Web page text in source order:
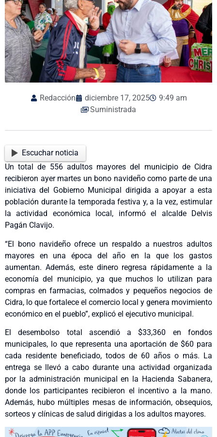
Redacción diciembre 17, 2025
9:49 am
Suministrada
Escuchar noticia
Un total de 556 adultos mayores del municipio de Cidra
recibieron ayer martes un bono navideño como parte de una
iniciativa del Gobierno Municipal dirigida a apoyar a esta
población durante la temporada festiva y, a la vez, estimular
la actividad económica local, informó el alcalde Delvis
Pagán Clavijo.
“El bono navideño ofrece un respaldo a nuestros adultos
mayores en una época del año en la que los gastos
aumentan. Además, este dinero regresa rápidamente a la
economía del municipio, ya que muchos lo utilizan para
compras en farmacias, colmados y pequeños negocios de
Cidra, lo que fortalece el comercio local y genera movimiento
económico en el pueblo”, explicó el ejecutivo municipal.
El desembolso total ascendió a $33,360 en fondos
municipales, lo que representa una aportación de $60 para
cada residente beneficiado, todos de 60 años o más. La
entrega se llevó a cabo durante una actividad organizada
por la administración municipal en la Hacienda Sabanera,
donde los participantes recibieron el incentivo a la mano.
Además, hubo múltiples mesas de información, obsequios,
sorteos y clínicas de salud dirigidas a los adultos mayores.